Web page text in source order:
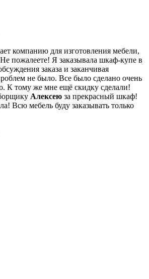
компанию для изготовления мебели,
пожалеете! Я заказывала шкаф-купе в
заказа и заканчивая
не было. Все было сделано очень
К тому же мне ещё скидку сделали!
Алексею за прекрасный шкаф!
Всю мебель буду заказывать только